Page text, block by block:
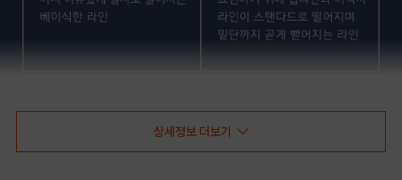
상세정보 더보기